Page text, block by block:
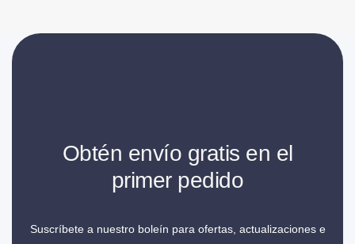
Obtén envío gratis en el
primer pedido
Suscríbete a nuestro boleín para ofertas, actualizaciones e